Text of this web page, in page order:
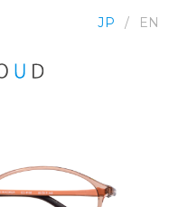
JP EN